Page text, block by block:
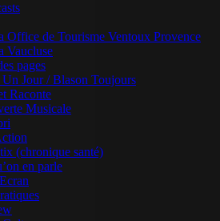
Office de Tourisme Ventoux Provence
Vaucluse
pages
Jour / Blason Toujours
Raconte
Musicale
(chronique santé)
en parle